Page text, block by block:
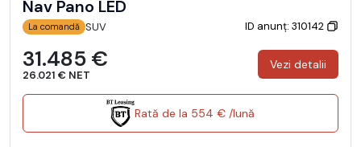
Nav Pano LED
La comandă SUV ID anunț: 310142
31.485 €
26.021 € NET
Vezi detalii
Rată de la 554 € /lună